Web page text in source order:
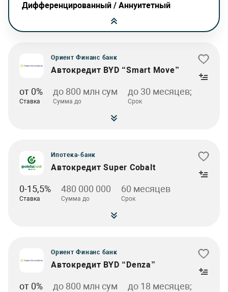
Дифференцированный / Аннуитетный
Ориент Финанс банк
Автокредит BYD “Smart Move”
от 0%
Ставка
до 800 млн сум
Сумма до
до 30 месяцев;
Срок
Ипотека-банк
Автокредит Super Cobalt
0-15,5%
Ставка
480 000 000
Сумма до
60 месяцев
Срок
Ориент Финанс банк
Автокредит BYD “Denza”
от 0% до 800 млн сум до 18 месяцев;